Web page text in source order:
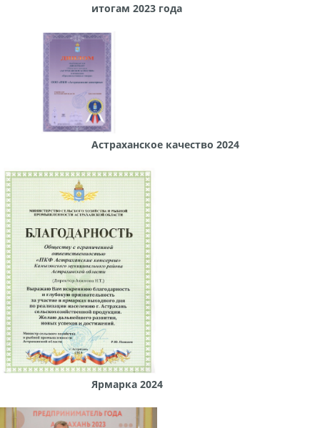
итогам 2023 года
Астраханское качество 2024
Ярмарка 2024